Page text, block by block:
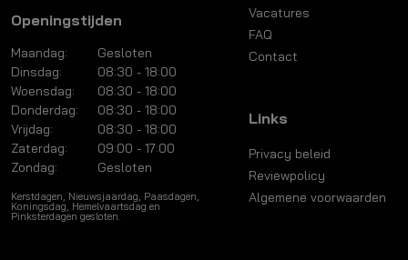
Openingstijden
Maandag:
Gesloten
Dinsdag:
08:30 - 18:00
Woensdag:
08:30 - 18:00
Donderdag:
08:30 - 18:00
Vrijdag:
08:30 - 18:00
Zaterdag:
09:00 - 17:00
Zondag:
Gesloten
Kerstdagen, Nieuwsjaardag, Paasdagen,
Koningsdag, Hemelvaartsdag en
Pinksterdagen gesloten.
Vacatures
FAQ
Contact
Links
Privacy beleid
Reviewpolicy
Algemene voorwaarden